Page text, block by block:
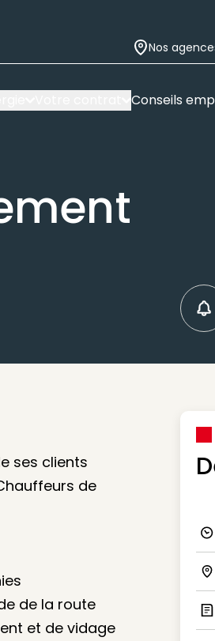
Nos
Conseils
ses clients
de
de la route
et de vidage